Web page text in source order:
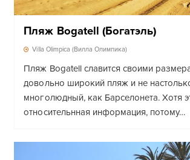
Пляж Bogatell (Богатэль)
Villa Olimpica (Вилла Олимпика)
Пляж Bogatell славится своими
довольно широкий пляж и не
многолюдный, как Барселонета. Хотя
относительнная информация, потому…